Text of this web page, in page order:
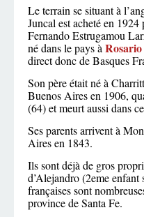
Le terrain se situant à
Juncal est acheté en
Fernando Estrugamou
né dans le pays àRosario
direct donc de Basques
Son père était né à
Buenos Aires en 1906,
(64) et meurt aussi dans
Ses parents arrivent à
Aires en 1843.
Ils sont déjà de gros
d’Alejandro (2eme enfant
françaises sont
province de Santa Fe.